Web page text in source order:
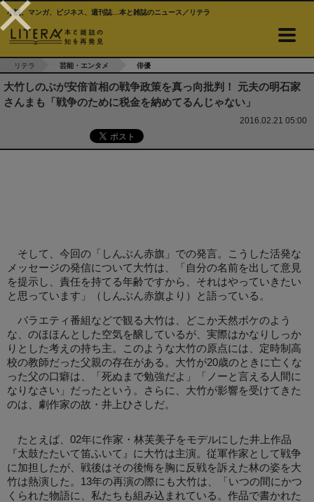
小説、マンガ、ビジネス、週刊誌…本と雑誌のニュース／リテラ
リテラ 芸能・エンタメ 俳優
大竹しのぶが安倍首相の戦争政策を真っ向批判！ 元夫の明石家
さんまも「戦争のために税金を納めてるんじゃない」
2016.02.21 05:00
そして、今回の「しんぶん赤旗」での発言。こうした活発な
メッセージの発信について大竹は、「自分の名前を出して意見
を提示し、責任を持てる年齢ですから、それはやっていきたい
と思っています」（しんぶん赤旗より）と語っている。
バラエティ番組などで観る大竹は、どこか天然ボケのよう
な、のほほんとした空気を醸しているが、実際はかなりしっか
りとした考えの持ち主。このような大竹の原点には、定時制高
校の教師だった父親の存在がある。大竹が20歳のときに亡くな
った父の口癖は、「死ぬまで勉強だよ」「ノーと言える人間に
なりなさい」だったという。さらに、大竹が影響を受けてきた
のは、劇作家の故・井上ひさしだ。
たとえば、02年に作家・林芙美子をモデルにした井上作品
『太鼓たたいて笛ふいて』に大竹は主演。従軍作家として戦争
に加担したが、戦後はその後悔を胸に反戦を訴えた林の姿を大
竹は熱演した。13年の再演の際にも大竹は、「いつの間にかつ
くられた物語に、私たちも組み込まれている。作品で書かれた